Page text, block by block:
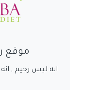
موقع
انه ليس رجيم ,